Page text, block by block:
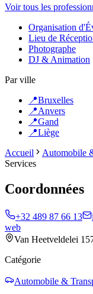
Voir tous les
Organisation
Lieu de
Photographe
DJ & Animation
Par ville
📍Bruxelles
📍Anvers
📍Gand
📍Liège
Accueil
Automobile
Services
Coordonnées
+32 489 87 66 13
web
Van Heetveldelei
Catégorie
Automobile &